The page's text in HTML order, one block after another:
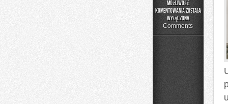
Możliwość
komentowania
Poradnik
Prania
została
wyłączona
Comments